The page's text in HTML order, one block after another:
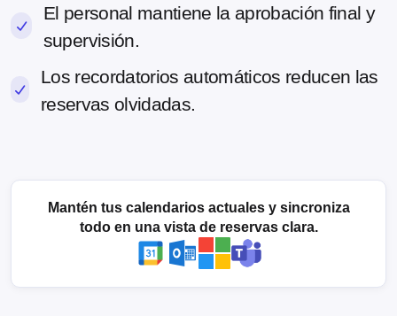
El personal mantiene la aprobación final y
supervisión.
Los recordatorios automáticos reducen las
reservas olvidadas.
Mantén tus calendarios actuales y sincroniza
todo en una vista de reservas clara.